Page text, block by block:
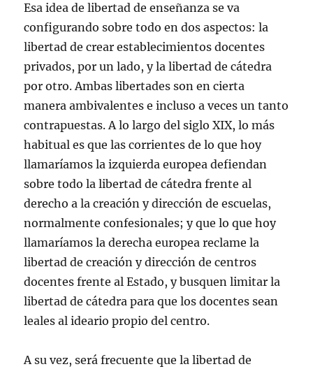
Esa idea de libertad de enseñanza se va
configurando sobre todo en dos aspectos: la
libertad de crear establecimientos docentes
privados, por un lado, y la libertad de cátedra
por otro. Ambas libertades son en cierta
manera ambivalentes e incluso a veces un tanto
contrapuestas. A lo largo del siglo XIX, lo más
habitual es que las corrientes de lo que hoy
llamaríamos la izquierda europea defiendan
sobre todo la libertad de cátedra frente al
derecho a la creación y dirección de escuelas,
normalmente confesionales; y que lo que hoy
llamaríamos la derecha europea reclame la
libertad de creación y dirección de centros
docentes frente al Estado, y busquen limitar la
libertad de cátedra para que los docentes sean
leales al ideario propio del centro.
A su vez, será frecuente que la libertad de